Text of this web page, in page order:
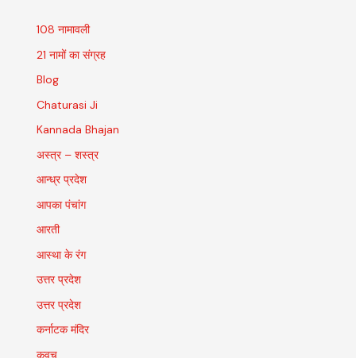
108 नामावली
21 नामों का संग्रह
Blog
Chaturasi Ji
Kannada Bhajan
अस्त्र – शस्त्र
आन्ध्र प्रदेश
आपका पंचांग
आरती
आस्था के रंग
उत्तर प्रदेश
उत्तर प्रदेश
कर्नाटक मंदिर
कवच